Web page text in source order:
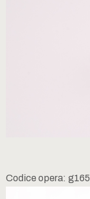
Codice opera: g165